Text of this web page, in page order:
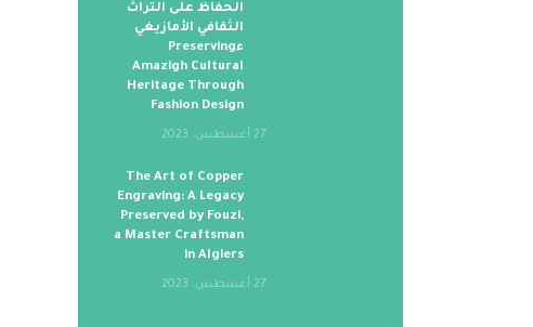
الحفاظ على التراث
الثقافي الأمازيغي
ءPreserving
Amazigh Cultural
Heritage Through
Fashion Design
27 أغسطس، 2023
The Art of Copper
Engraving: A Legacy
Preserved by Fouzi,
a Master Craftsman
in Algiers
27 أغسطس، 2023